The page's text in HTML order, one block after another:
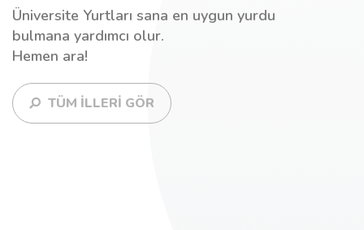
Üniversite Yurtları sana en uygun yurdu
bulmana yardımcı olur.
Hemen ara!
TÜM İLLERİ GÖR